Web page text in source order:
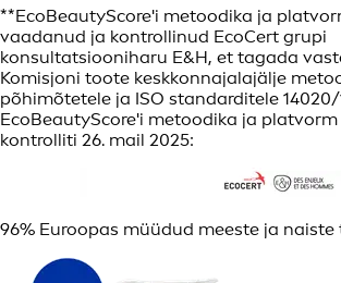
**EcoBeautyScore'i metoodika ja
vaadanud ja kontrollinud EcoCert grupi
konsultatsiooniharu E&H, et tagada
Komisjoni toote keskkonnajalajälje
põhimõtetele ja ISO standarditele 14020/
EcoBeautyScore'i metoodika ja
kontrolliti 26. mail 2025:
96% Euroopas müüdud meeste ja